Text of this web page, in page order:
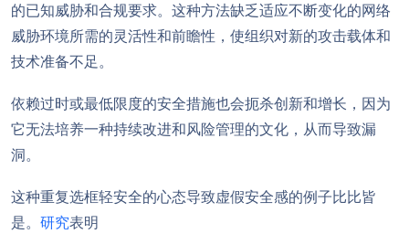
的已知威胁和合规要求。这种方法缺乏适应不断变化的网络
威胁环境所需的灵活性和前瞻性，使组织对新的攻击载体和
技术准备不足。
依赖过时或最低限度的安全措施也会扼杀创新和增长，因为
它无法培养一种持续改进和风险管理的文化，从而导致漏
洞。
这种重复选框轻安全的心态导致虚假安全感的例子比比皆
是。 研究表明